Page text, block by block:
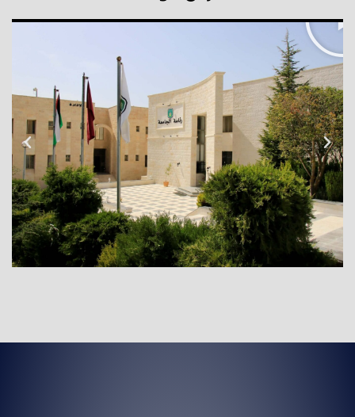
عجلون الوط